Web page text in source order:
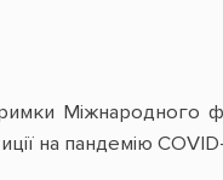
Міжнародного
на пандемію